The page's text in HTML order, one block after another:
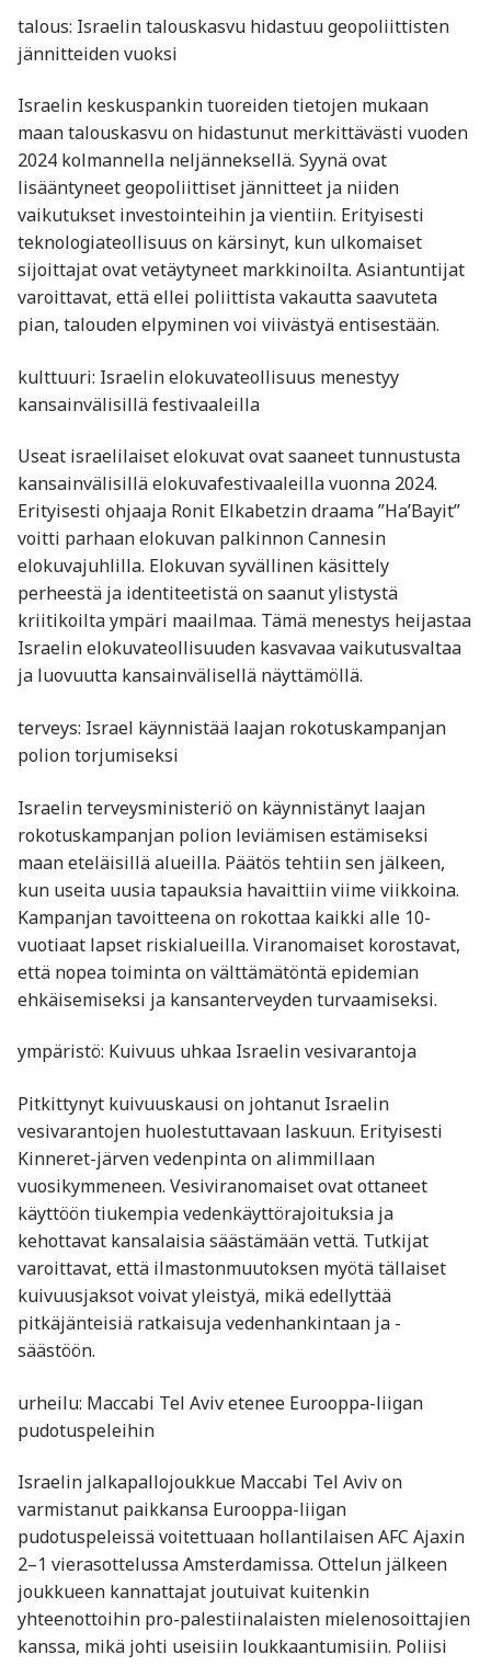
talous: Israelin talouskasvu hidastuu geopoliittisten
jännitteiden vuoksi
Israelin keskuspankin tuoreiden tietojen mukaan
maan talouskasvu on hidastunut merkittävästi vuoden
2024 kolmannella neljänneksellä. Syynä ovat
lisääntyneet geopoliittiset jännitteet ja niiden
vaikutukset investointeihin ja vientiin. Erityisesti
teknologiateollisuus on kärsinyt, kun ulkomaiset
sijoittajat ovat vetäytyneet markkinoilta. Asiantuntijat
varoittavat, että ellei poliittista vakautta saavuteta
pian, talouden elpyminen voi viivästyä entisestään.
kulttuuri: Israelin elokuvateollisuus menestyy
kansainvälisillä festivaaleilla
Useat israelilaiset elokuvat ovat saaneet tunnustusta
kansainvälisillä elokuvafestivaaleilla vuonna 2024.
Erityisesti ohjaaja Ronit Elkabetzin draama ”Ha’Bayit”
voitti parhaan elokuvan palkinnon Cannesin
elokuvajuhlilla. Elokuvan syvällinen käsittely
perheestä ja identiteetistä on saanut ylistystä
kriitikoilta ympäri maailmaa. Tämä menestys heijastaa
Israelin elokuvateollisuuden kasvavaa vaikutusvaltaa
ja luovuutta kansainvälisellä näyttämöllä.
terveys: Israel käynnistää laajan rokotuskampanjan
polion torjumiseksi
Israelin terveysministeriö on käynnistänyt laajan
rokotuskampanjan polion leviämisen estämiseksi
maan eteläisillä alueilla. Päätös tehtiin sen jälkeen,
kun useita uusia tapauksia havaittiin viime viikkoina.
Kampanjan tavoitteena on rokottaa kaikki alle 10-
vuotiaat lapset riskialueilla. Viranomaiset korostavat,
että nopea toiminta on välttämätöntä epidemian
ehkäisemiseksi ja kansanterveyden turvaamiseksi.
ympäristö: Kuivuus uhkaa Israelin vesivarantoja
Pitkittynyt kuivuuskausi on johtanut Israelin
vesivarantojen huolestuttavaan laskuun. Erityisesti
Kinneret-järven vedenpinta on alimmillaan
vuosikymmeneen. Vesiviranomaiset ovat ottaneet
käyttöön tiukempia vedenkäyttörajoituksia ja
kehottavat kansalaisia säästämään vettä. Tutkijat
varoittavat, että ilmastonmuutoksen myötä tällaiset
kuivuusjaksot voivat yleistyä, mikä edellyttää
pitkäjänteisiä ratkaisuja vedenhankintaan ja -
säästöön.
urheilu: Maccabi Tel Aviv etenee Eurooppa-liigan
pudotuspeleihin
Israelin jalkapallojoukkue Maccabi Tel Aviv on
varmistanut paikkansa Eurooppa-liigan
pudotuspeleissä voitettuaan hollantilaisen AFC Ajaxin
2–1 vierasottelussa Amsterdamissa. Ottelun jälkeen
joukkueen kannattajat joutuivat kuitenkin
yhteenottoihin pro-palestiinalaisten mielenosoittajien
kanssa, mikä johti useisiin loukkaantumisiin. Poliisi